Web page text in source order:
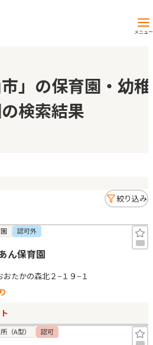
メニュー
市」の保育園・幼稚
検索結果
絞り込み
認可外
ん保育園
たかの森北２−１９−１
（A型） 認可